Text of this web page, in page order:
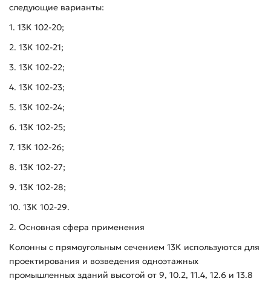
следующие варианты:
1. 13К 102-20;
2. 13К 102-21;
3. 13К 102-22;
4. 13К 102-23;
5. 13К 102-24;
6. 13К 102-25;
7. 13К 102-26;
8. 13К 102-27;
9. 13К 102-28;
10. 13К 102-29.
2. Основная сфера применения
Колонны с прямоугольным сечением 13К используются для
проектирования и возведения одноэтажных
промышленных зданий высотой от 9, 10.2, 11.4, 12.6 и 13.8